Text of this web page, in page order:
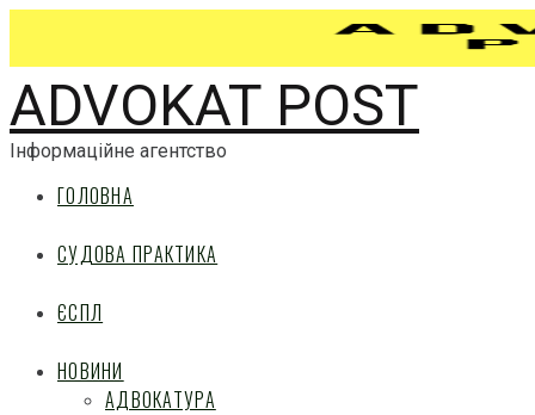
ADVOKAT POST
Інформаційне агентство
ГОЛОВНА
СУДОВА ПРАКТИКА
ЄСПЛ
НОВИНИ
АДВОКАТУРА